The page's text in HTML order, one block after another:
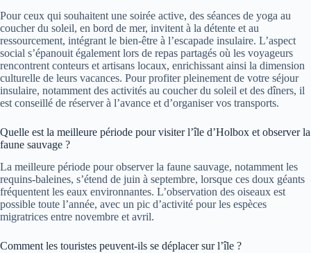
Pour ceux qui souhaitent une soirée active, des séances de yoga au
coucher du soleil, en bord de mer, invitent à la détente et au
ressourcement, intégrant le bien-être à l’escapade insulaire. L’aspect
social s’épanouit également lors de repas partagés où les voyageurs
rencontrent conteurs et artisans locaux, enrichissant ainsi la dimension
culturelle de leurs vacances. Pour profiter pleinement de votre séjour
insulaire, notamment des activités au coucher du soleil et des dîners, il
est conseillé de réserver à l’avance et d’organiser vos transports.
Quelle est la meilleure période pour visiter l’île d’Holbox et observer la
faune sauvage ?
La meilleure période pour observer la faune sauvage, notamment les
requins-baleines, s’étend de juin à septembre, lorsque ces doux géants
fréquentent les eaux environnantes. L’observation des oiseaux est
possible toute l’année, avec un pic d’activité pour les espèces
migratrices entre novembre et avril.
Comment les touristes peuvent-ils se déplacer sur l’île ?